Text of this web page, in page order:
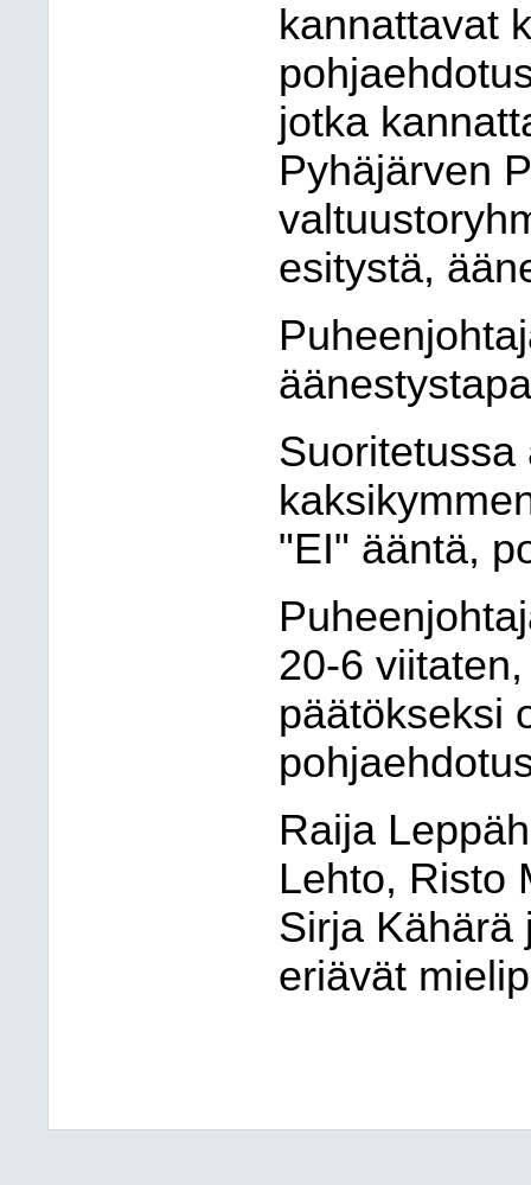
kannattavat
jotka
Pyhäjärven
esitystä,
Suoritetussa
"EI" ääntä,
20-6
päätökseksi
Raija
Lehto, Risto
Sirja Kähärä
eriävät